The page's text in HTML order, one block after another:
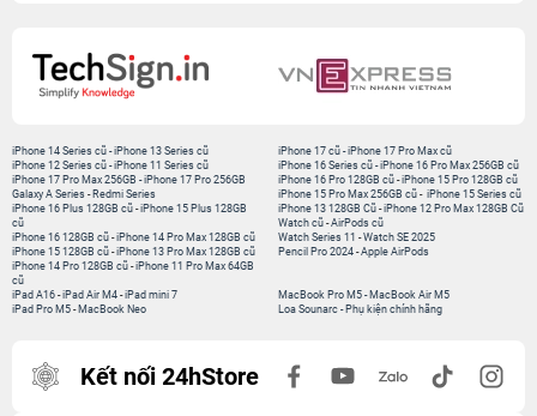
iPhone 14 Series cũ -iPhone 13 Series cũ
iPhone 12 Series cũ -iPhone 11 Series cũ
iPhone 17 Pro Max 256GB -iPhone 17 Pro 256GB
Galaxy A Series - Redmi Series
iPhone 17 cũ-iPhone 17 Pro Max cũ
iPhone 16 Series cũ- iPhone 16 Pro Max 256GB cũ
iPhone 16 Pro 128GB cũ-iPhone 15 Pro 128GB cũ
iPhone 15 Pro Max 256GB cũ- iPhone 15 Series cũ
iPhone 16 Plus 128GB cũ -iPhone 15 Plus 128GB
cũ
iPhone 16 128GB cũ -iPhone 14 Pro Max 128GB cũ
iPhone 15 128GB cũ -iPhone 13 Pro Max 128GB cũ
iPhone 14 Pro 128GB cũ -iPhone 11 Pro Max 64GB
cũ
iPhone 13 128GB Cũ-iPhone 12 Pro Max 128GB Cũ
Watch cũ-AirPods cũ
Watch Series 11 -Watch SE 2025
Pencil Pro 2024-Apple AirPods
iPad A16 -iPad Air M4 -iPad mini 7
iPad Pro M5 - MacBook Neo
MacBook Pro M5- MacBook Air M5
Loa Sounarc- Phụ kiện chính hãng
Kết nối 24hStore